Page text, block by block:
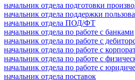
начальник отдела подготовки
начальник отдела поддержки
начальник отдела ПОД/ФТ
начальник отдела по работе с банками
начальник отдела по работе с
начальник отдела по работе с
начальник отдела по работе с
начальник отдела по работе с
начальник отдела поставок